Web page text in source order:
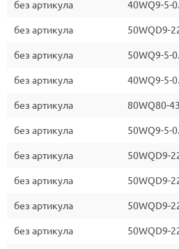
без артикула 40WQ9-5-
без артикула 50WQD9-
без артикула 50WQ9-5-
без артикула 40WQ9-5-
без артикула 80WQ80-
без артикула 50WQ9-5-
без артикула 50WQD9-
без артикула 50WQD9-
без артикула 50WQD9-
без артикула 50WQD9-